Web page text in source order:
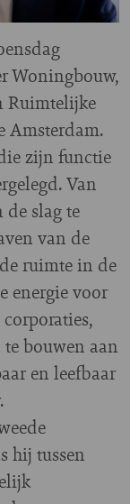
Woningbouw,
Ruimtelijke
Amsterdam.
zijn functie
Van
slag te
van de
ruimte in de
energie voor
bouwen aan
en leefbaar
hij tussen